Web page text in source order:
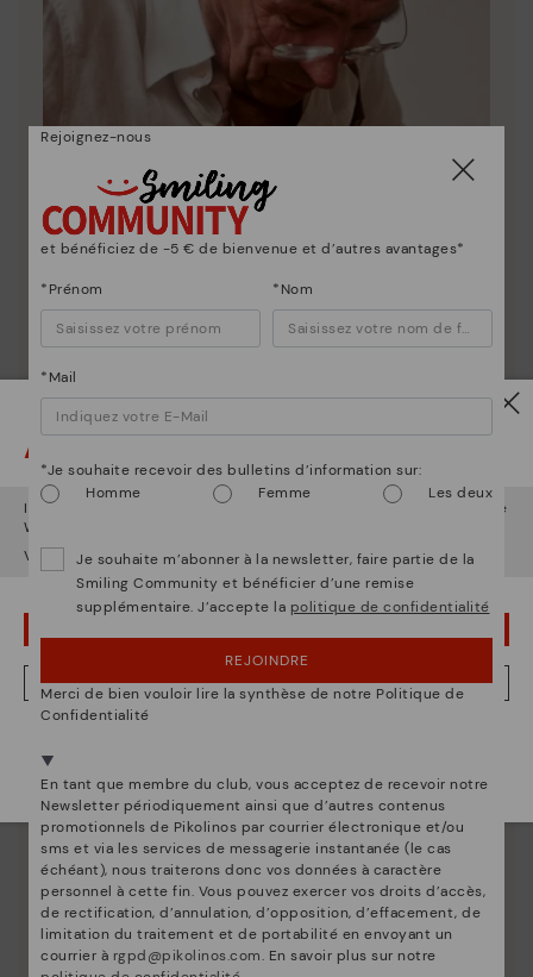
La nature de Pikolinos
Découvrez suite
Depuis 1984, nous nous efforçons de rendre chaque
chaussure unique.
Attention !
Il semble que vous êtes enÉtats-Unis
et vous allez accéder au site
Web de
Voulez-vous aller sur le site Web deÉtats-Unis?
NON, JE VEUX ALLER SUR LE SITE WEB DU BELGIQUE
Rejoignez-nous
et bénéficiez de -5 € de bienvenue et d’autres avantages*
*Prénom *Nom
*Mail
*Je souhaite recevoir des bulletins d’information sur:
Homme
Femme Les deux
Je souhaite m’abonner à la newsletter, faire partie de la
Smiling Community et bénéficier d’une remise
supplémentaire. J’accepte la politique de confidentialité
REJOINDRE
Merci de bien vouloir lire la synthèse de notre Politique de
Confidentialité
En tant que membre du club, vous acceptez de recevoir notre
Newsletter périodiquement ainsi que d’autres contenus
promotionnels de Pikolinos par courrier électronique et/ou
sms et via les services de messagerie instantanée (le cas
échéant), nous traiterons donc vos données à caractère
personnel à cette fin. Vous pouvez exercer vos droits d’accès,
de rectification, d’annulation, d’opposition, d’effacement, de
limitation du traitement et de portabilité en envoyant un
courrier à rgpd@pikolinos.com. En savoir plus sur notre